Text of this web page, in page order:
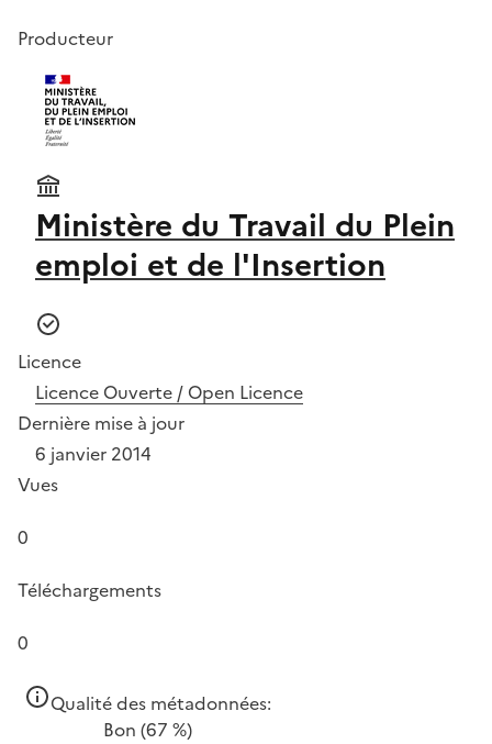
Producteur
Ministère du Travail du Plein
emploi et de l'Insertion
Licence
Licence Ouverte / Open Licence
Dernière mise à jour
6 janvier 2014
Vues
0
Téléchargements
0
Qualité des métadonnées:
Bon (67 %)